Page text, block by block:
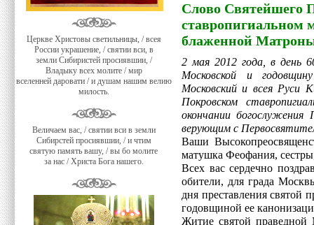
Церкве Христовы светильницы, / всея
России украшение, / святии вси, в
земли Сибиристей просиявшии, /
Владыку всех молите / мир
вселенней даровати / и душам нашим велию
милость.
Величаем вас, / святии вси в земли
Сибирстей просиявшии, / и чтим
святую память вашу, / вы бо молите
за нас / Христа Бога нашего.
Слово Святейшего
ставропигиальном
блаженной
2 мая 2012 года, в день
Московской и
Московский и всея Руси
Покровском
окончании
верующим с
Ваши
матушка Феофания,
Всех вас сердечно
обители, для града
дня преставления святой
годовщиной ее
Житие святой